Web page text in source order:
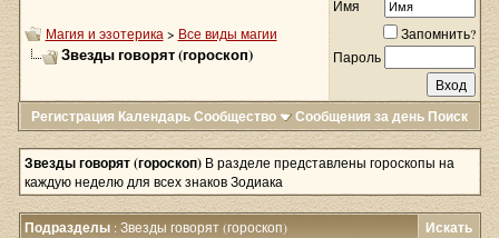
Магия и эзотерика > Все виды магии
Звезды говорят (гороскоп)
Имя
Запомнить?
Пароль
Регистрация КалендарьСообщество Сообщения за день Поиск
Звезды говорят (гороскоп) В разделе представлены гороскопы на
каждую неделю для всех знаков Зодиака
Подразделы: Звезды говорят (гороскоп)
Искать